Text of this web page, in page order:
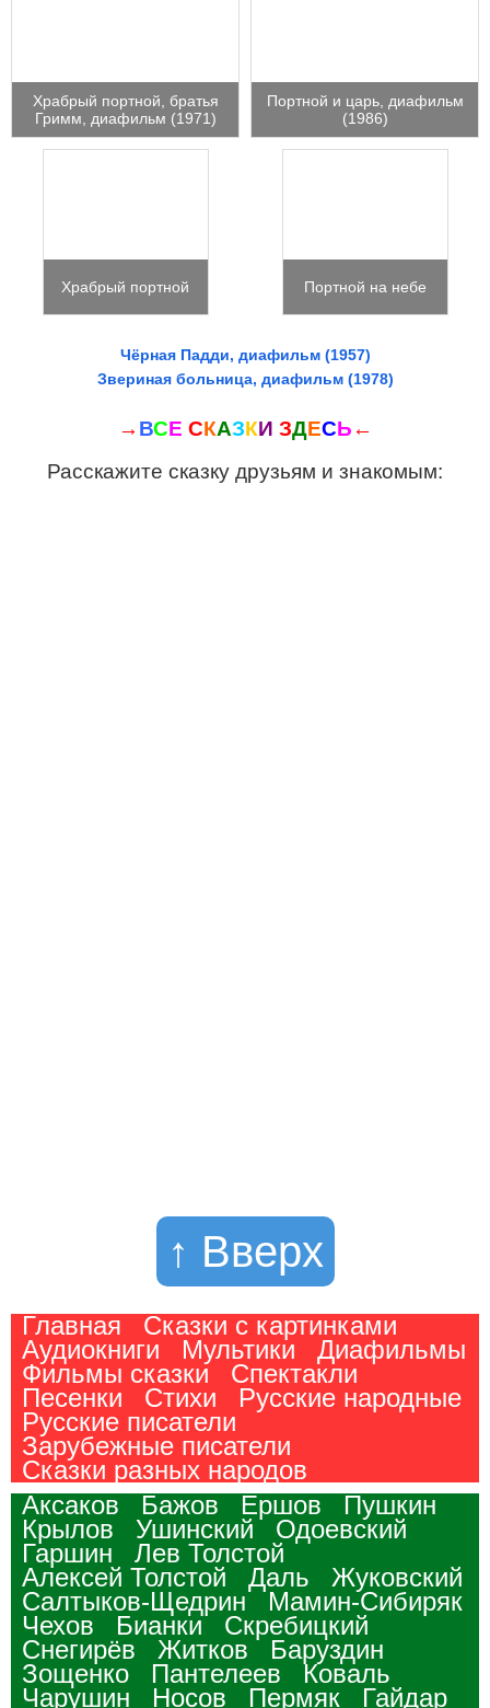
Храбрый портной, братья
Гримм, диафильм (1971)
Портной и царь, диафильм
(1986)
Храбрый портной Портной на небе
Чёрная Падди, диафильм (1957)
Звериная больница, диафильм (1978)
→ ВСЕ СКАЗКИ ЗДЕСЬ ←
Расскажите сказку друзьям и знакомым:
↑ Вверх
Главная
Сказки с картинками
Аудиокниги
Мультики
Диафильмы
Фильмы сказки
Спектакли
Песенки
Стихи
Русские народные
Русские писатели
Зарубежные писатели
Сказки разных народов
Аксаков
Бажов Ершов
Пушкин
Крылов
Ушинский
Одоевский
Гаршин
Лев Толстой
Алексей Толстой
Даль
Жуковский
Салтыков-Щедрин
Мамин-Сибиряк
Чехов
Бианки
Скребицкий
Снегирёв
Житков
Баруздин
Зощенко
Пантелеев
Коваль
Чарушин
Носов Пермяк
Гайдар